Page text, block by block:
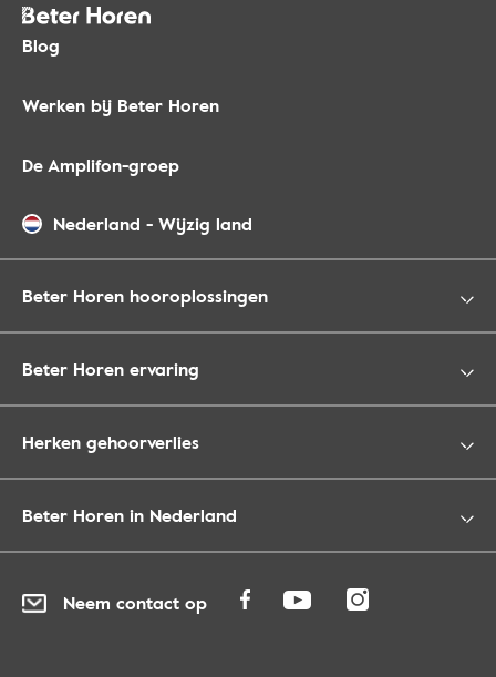
Blog
Werken bij Beter Horen
De Amplifon-groep
Nederland - Wijzig land
Beter Horen hooroplossingen
Beter Horen ervaring
Herken gehoorverlies
Beter Horen in Nederland
Neem contact op